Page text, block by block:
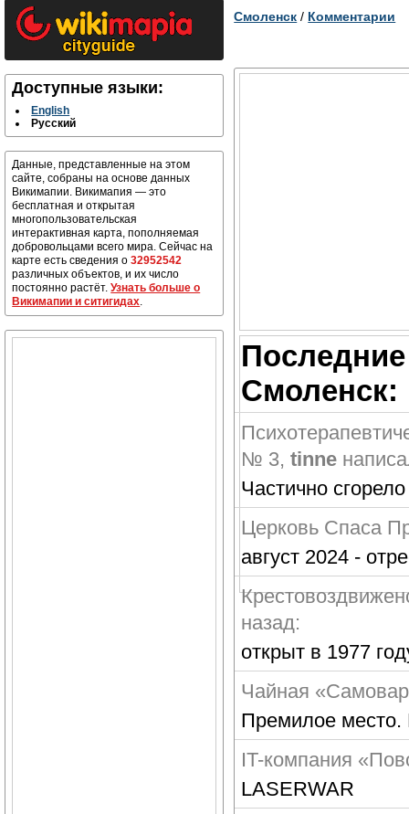
Доступные языки:
English
Русский
Данные, представленные на этом
сайте, собраны на основе данных
Викимапии. Викимапия — это
бесплатная и открытая
многопользовательская
интерактивная карта, пополняемая
добровольцами всего мира. Сейчас на
карте есть сведения о32952542
различных объектов, и их число
постоянно растёт.Узнать больше о
Викимапии и ситигидах.
Смоленск / Комментарии
Смоленск:
№ 3,tinne
Частично сгорело
Церковь Спаса
август 2024 -
назад:
открыт в 1977
Чайная
Премилое место.
IT-компания
LASERWAR